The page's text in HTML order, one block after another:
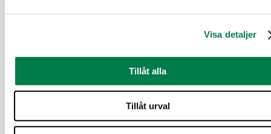
Visa detaljer
Tillåt alla
Tillåt urval
15 d